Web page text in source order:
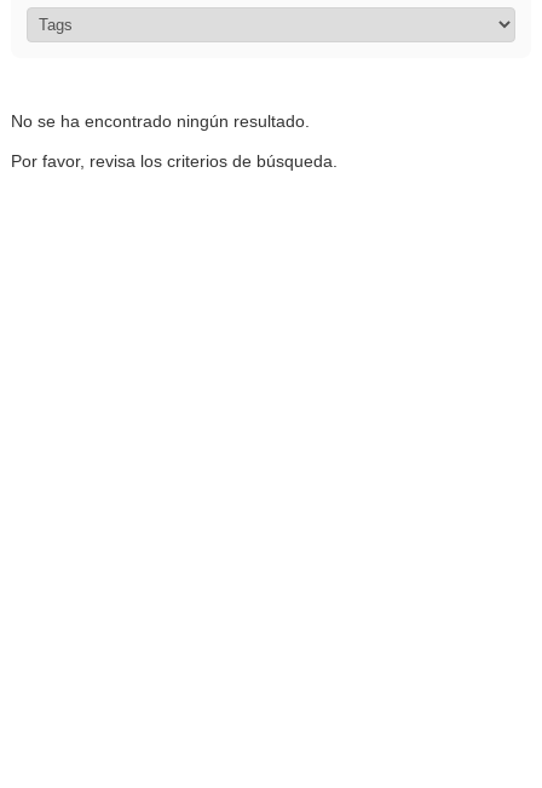
No se ha encontrado ningún resultado.
Por favor, revisa los criterios de búsqueda.